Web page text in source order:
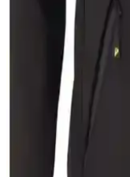
İki farklı DeFacto
kullanıcı deneyimleri
yaparken dikkat
Pobudo Koyu
Mont İncelemesi
Pobudo'nun koyu
uygun, şık ve
ve detaylar, rahatlık ve